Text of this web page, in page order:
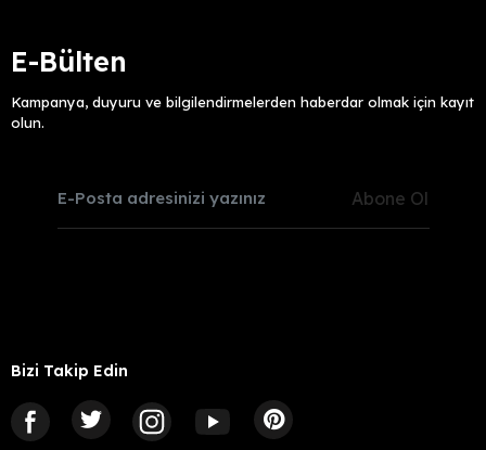
E-Bülten
Kampanya, duyuru ve bilgilendirmelerden haberdar olmak için kayıt
olun.
Abone Ol
Bizi Takip Edin